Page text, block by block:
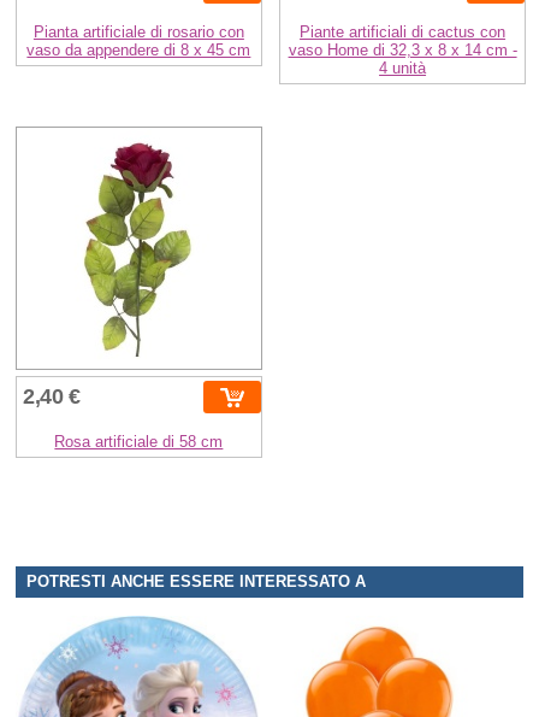
Pianta artificiale di rosario con
vaso da appendere di 8 x 45 cm
Piante artificiali di cactus con
vaso Home di 32,3 x 8 x 14 cm -
4 unità
2,40 €
Rosa artificiale di 58 cm
POTRESTI ANCHE ESSERE INTERESSATO A